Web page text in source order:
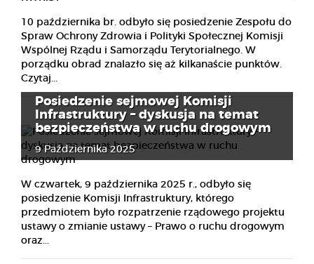
10 października br. odbyło się posiedzenie Zespołu do
Spraw Ochrony Zdrowia i Polityki Społecznej Komisji
Wspólnej Rządu i Samorządu Terytorialnego. W
porządku obrad znalazło się aż kilkanaście punktów.
Czytaj...
Posiedzenie sejmowej Komisji
Infrastruktury – dyskusja na temat
bezpieczeństwa w ruchu drogowym
9 Października 2025
W czwartek, 9 października 2025 r., odbyło się
posiedzenie Komisji Infrastruktury, którego
przedmiotem było rozpatrzenie rządowego projektu
ustawy o zmianie ustawy – Prawo o ruchu drogowym
oraz...